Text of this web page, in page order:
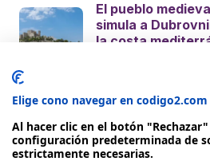
El pueblo
simula a
la costa
Elige cono navegar en codigo2.com
Al hacer clic en el botón
configuración predeterminada de
estrictamente necesarias.